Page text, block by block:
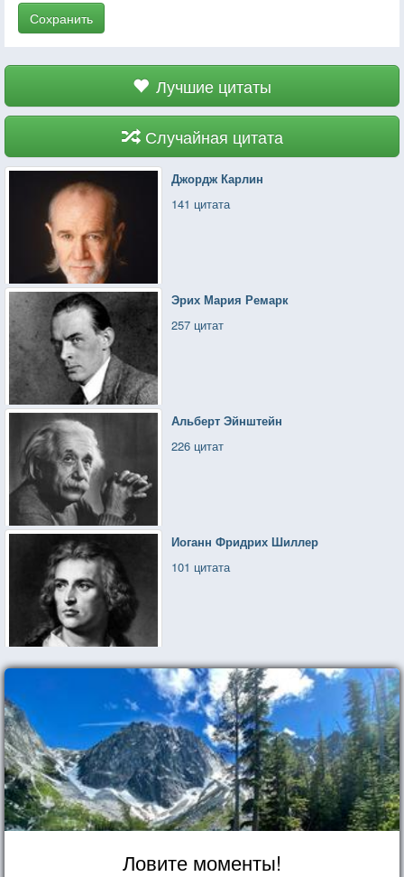
Сохранить
Лучшие цитаты
Случайная цитата
Джордж Карлин
141 цитата
Эрих Мария Ремарк
257 цитат
Альберт Эйнштейн
226 цитат
Иоганн Фридрих Шиллер
101 цитата
Ловите моменты!